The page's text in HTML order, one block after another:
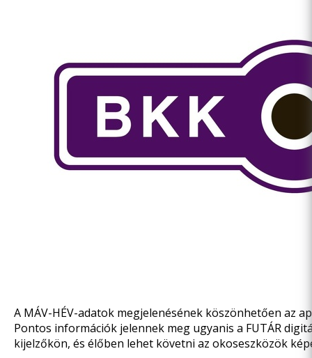
A MÁV-HÉV-adatok megjelenésének köszönhetően az
Pontos információk jelennek meg ugyanis a FUTÁR
kijelzőkön, és élőben lehet követni az okoseszközök